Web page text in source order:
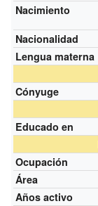
Nacimiento
Nacionalidad
Lengua materna
Cónyuge
Educado en
Ocupación
Área
Años activo